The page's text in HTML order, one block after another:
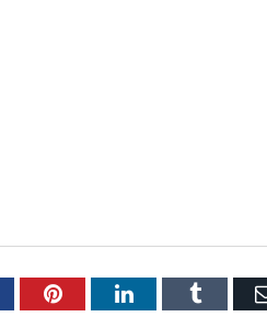
PinterestLinkedInTumblr